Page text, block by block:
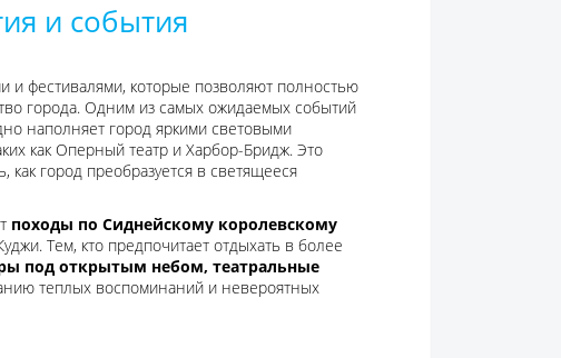
и события
фестивалями, которые позволяют полностью
города. Одним из самых ожидаемых событий
наполняет город яркими световыми
как Оперный театр и Харбор-Бридж. Это
город преобразуется в светящееся
походы по Сиднейскому королевскому
Тем, кто предпочитает отдыхать в более
под открытым небом, театральные
теплых воспоминаний и невероятных